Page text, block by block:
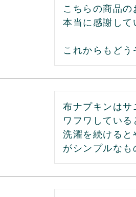
こちらの商品の
本当に感謝して
これからもどう
布ナプキンはサ
ワフワしている
洗濯を続けると
がシンプルな